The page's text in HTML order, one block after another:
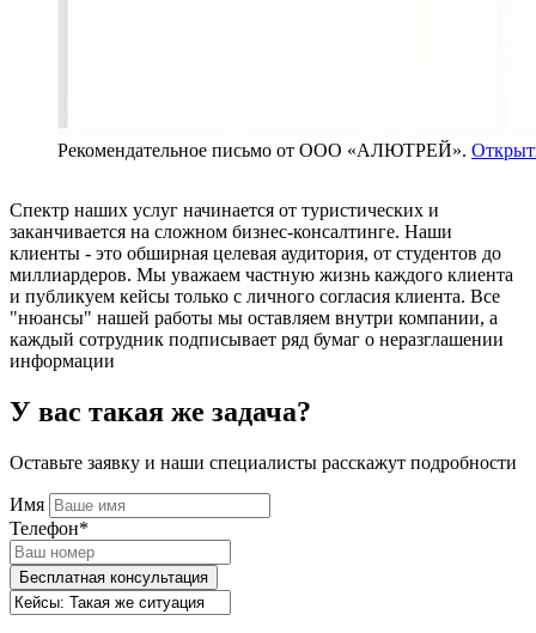
Рекомендательное письмо от ООО «АЛЮТРЕЙ».
Спектр наших услуг начинается от туристических и
заканчивается на сложном бизнес-консалтинге. Наши
клиенты - это обширная целевая аудитория, от студентов до
миллиардеров. Мы уважаем частную жизнь каждого клиента
и публикуем кейсы только с личного согласия клиента. Все
"нюансы" нашей работы мы оставляем внутри компании, а
каждый сотрудник подписывает ряд бумаг о неразглашении
информации
У вас такая же задача?
Оставьте заявку и наши специалисты расскажут подробности
Имя
Телефон*
Бесплатная консультация